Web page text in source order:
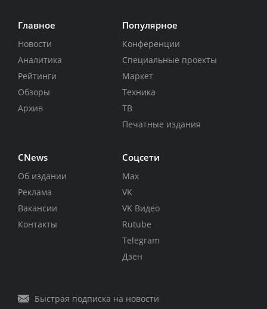
Главное
Новости
Аналитика
Рейтинги
Обзоры
Архив
Популярное
Конференции
Специальные проекты
Маркет
Техника
ТВ
Печатные издания
CNews
Об издании
Реклама
Вакансии
Контакты
Соцсети
Max
VK
VK Видео
Rutube
Telegram
Дзен
Быстрая подписка на новости